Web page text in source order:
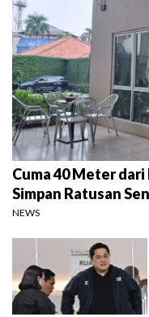
Cuma 40 Meter
Simpan Ratusan
NEWS